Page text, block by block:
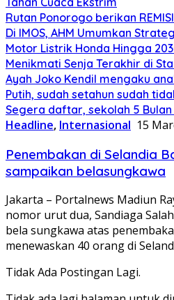
Rutan Ponorogo berikan
Di IMOS, AHM Umumkan
Motor Listrik Honda Hingga
Menikmati Senja Terakhir di
Ayah Joko Kendil mengaku
Putih, sudah setahun sudah
Segera daftar, sekolah 5
Headline, Internasional 15
Penembakan di Selandia
sampaikan belasungkawa
Jakarta – Portalnews Madiun
nomor urut dua, Sandiaga
bela sungkawa atas
menewaskan 40 orang di
Tidak Ada Postingan Lagi.